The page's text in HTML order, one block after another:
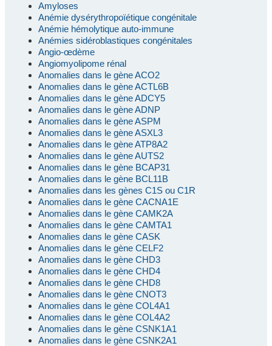
Amyloses
Anémie dysérythropoïétique congénitale
Anémie hémolytique auto-immune
Anémies sidéroblastiques congénitales
Angio-œdème
Angiomyolipome rénal
Anomalies dans le gène ACO2
Anomalies dans le gène ACTL6B
Anomalies dans le gène ADCY5
Anomalies dans le gène ADNP
Anomalies dans le gène ASPM
Anomalies dans le gène ASXL3
Anomalies dans le gène ATP8A2
Anomalies dans le gène AUTS2
Anomalies dans le gène BCAP31
Anomalies dans le gène BCL11B
Anomalies dans les gènes C1S ou C1R
Anomalies dans le gène CACNA1E
Anomalies dans le gène CAMK2A
Anomalies dans le gène CAMTA1
Anomalies dans le gène CASK
Anomalies dans le gène CELF2
Anomalies dans le gène CHD3
Anomalies dans le gène CHD4
Anomalies dans le gène CHD8
Anomalies dans le gène CNOT3
Anomalies dans le gène COL4A1
Anomalies dans le gène COL4A2
Anomalies dans le gène CSNK1A1
Anomalies dans le gène CSNK2A1